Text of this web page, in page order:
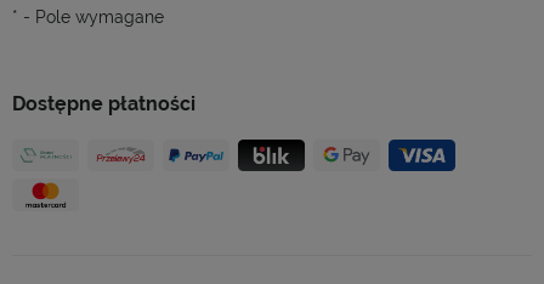
Dostępne płatności
* - Pole wymagane